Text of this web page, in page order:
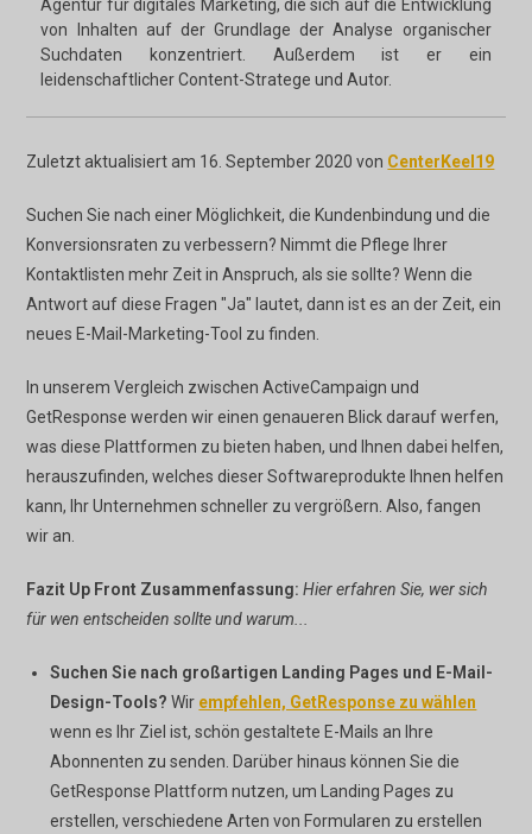
Agentur für digitales Marketing, die sich auf die Entwicklung
von Inhalten auf der Grundlage der Analyse organischer
Suchdaten konzentriert. Außerdem ist er ein
leidenschaftlicher Content-Stratege und Autor.
Zuletzt aktualisiert am 16. September 2020 von CenterKeel19
Suchen Sie nach einer Möglichkeit, die Kundenbindung und die
Konversionsraten zu verbessern? Nimmt die Pflege Ihrer
Kontaktlisten mehr Zeit in Anspruch, als sie sollte? Wenn die
Antwort auf diese Fragen "Ja" lautet, dann ist es an der Zeit, ein
neues E-Mail-Marketing-Tool zu finden.
In unserem Vergleich zwischen ActiveCampaign und
GetResponse werden wir einen genaueren Blick darauf werfen,
was diese Plattformen zu bieten haben, und Ihnen dabei helfen,
herauszufinden, welches dieser Softwareprodukte Ihnen helfen
kann, Ihr Unternehmen schneller zu vergrößern. Also, fangen
wir an.
Fazit Up Front Zusammenfassung:Hier erfahren Sie, wer sich
für wen entscheiden sollte und warum...
Suchen Sie nach großartigen Landing Pages und E-Mail-
Design-Tools?Wir empfehlen, GetResponse zu wählen
wenn es Ihr Ziel ist, schön gestaltete E-Mails an Ihre
Abonnenten zu senden. Darüber hinaus können Sie die
GetResponse Plattform nutzen, um Landing Pages zu
erstellen, verschiedene Arten von Formularen zu erstellen